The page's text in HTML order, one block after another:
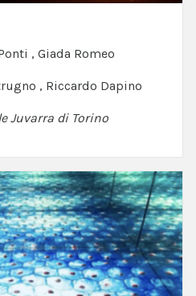
, Giada Romeo
, Riccardo Dapino
Juvarra di Torino